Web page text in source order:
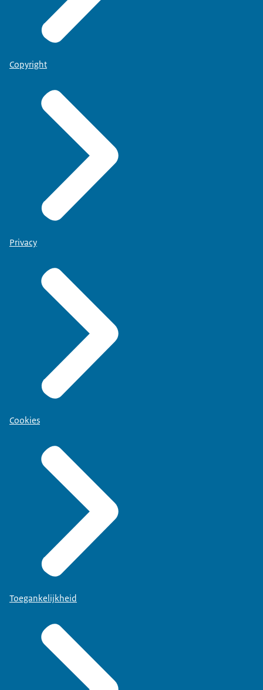
Copyright
Privacy
Cookies
Toegankelijkheid